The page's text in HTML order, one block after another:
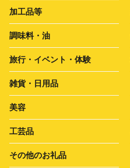
加工品等
調味料・油
旅行・イベント・体験
雑貨・日用品
美容
工芸品
その他のお礼品